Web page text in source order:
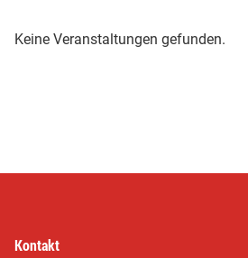
Keine Veranstaltungen gefunden.
Kontakt